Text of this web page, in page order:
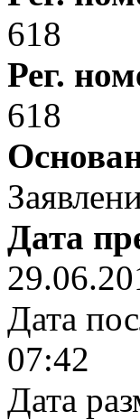
618
Рег.
618
Дата
Дата
07:42
Дата